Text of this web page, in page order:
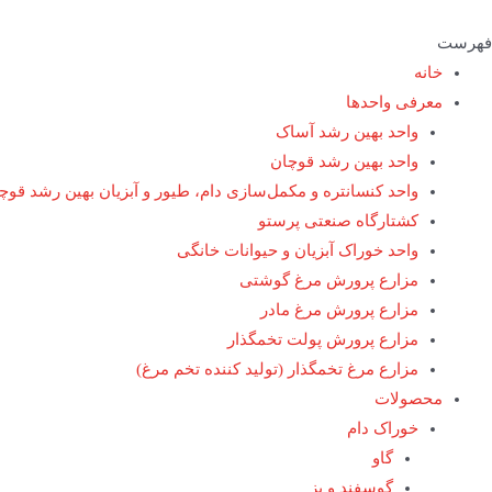
فهرست
خانه
معرفی واحدها
واحد بهین رشد آساک
واحد بهین رشد قوچان
واحد کنسانتره و مکمل‌سازی دام، طیور و آبزیان بهین رشد
کشتارگاه صنعتی پرستو
واحد خوراک آبزیان و حیوانات خانگی
مزارع پرورش مرغ گوشتی
مزارع پرورش مرغ مادر
مزارع پرورش پولت تخمگذار
مزارع مرغ تخمگذار (تولید کننده تخم مرغ)
محصولات
خوراک دام
گاو
گوسفند و بز